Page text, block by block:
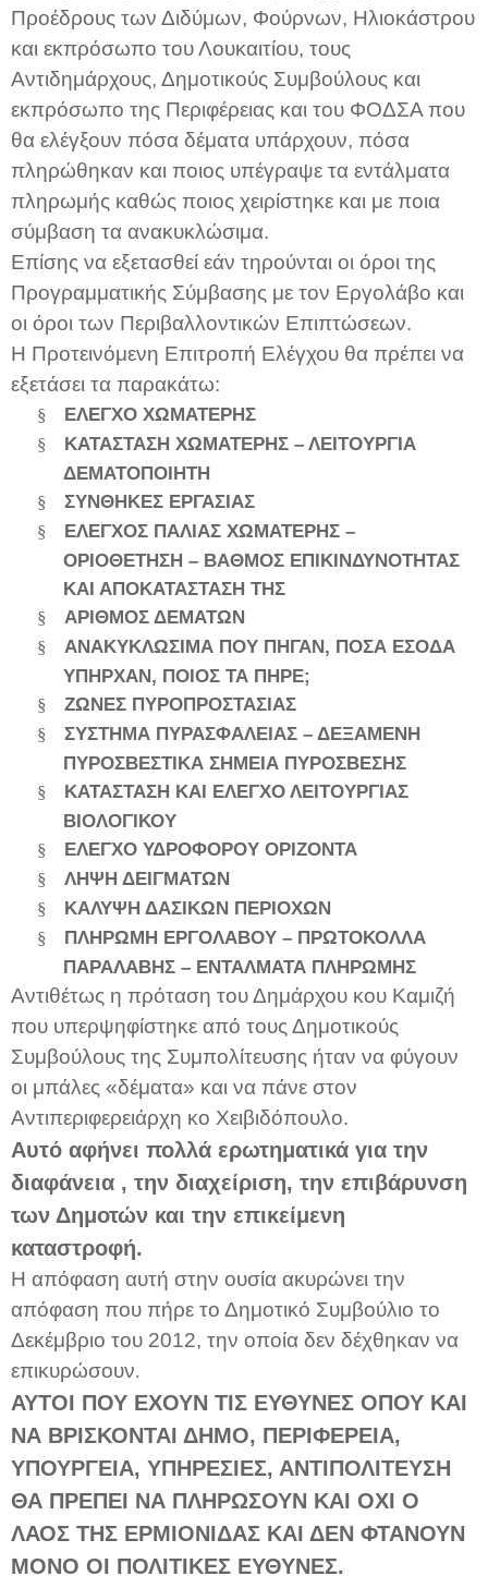
Προέδρους των Διδύμων, Φούρνων, Ηλιοκάστρου
και εκπρόσωπο του Λουκαιτίου, τους
Αντιδημάρχους, Δημοτικούς Συμβούλους και
εκπρόσωπο της Περιφέρειας και του ΦΟΔΣΑ που
θα ελέγξουν πόσα δέματα υπάρχουν, πόσα
πληρώθηκαν και ποιος υπέγραψε τα εντάλματα
πληρωμής καθώς ποιος χειρίστηκε και με ποια
σύμβαση τα ανακυκλώσιμα.
Επίσης να εξετασθεί εάν τηρούνται οι όροι της
Προγραμματικής Σύμβασης με τον Εργολάβο και
οι όροι των Περιβαλλοντικών Επιπτώσεων.
Η Προτεινόμενη Επιτροπή Ελέγχου θα πρέπει να
εξετάσει τα παρακάτω:
§ ΕΛΕΓΧΟ ΧΩΜΑΤΕΡΗΣ
§
ΚΑΤΑΣΤΑΣΗ ΧΩΜΑΤΕΡΗΣ – ΛΕΙΤΟΥΡΓΙΑ
ΔΕΜΑΤΟΠΟΙΗΤΗ
§ ΣΥΝΘΗΚΕΣ ΕΡΓΑΣΙΑΣ
§
ΕΛΕΓΧΟΣ ΠΑΛΙΑΣ ΧΩΜΑΤΕΡΗΣ –
ΟΡΙΟΘΕΤΗΣΗ – ΒΑΘΜΟΣ ΕΠΙΚΙΝΔΥΝΟΤΗΤΑΣ
ΚΑΙ ΑΠΟΚΑΤΑΣΤΑΣΗ ΤΗΣ
§ ΑΡΙΘΜΟΣ ΔΕΜΑΤΩΝ
§
ΑΝΑΚΥΚΛΩΣΙΜΑ ΠΟΥ ΠΗΓΑΝ, ΠΟΣΑ ΕΣΟΔΑ
ΥΠΗΡΧΑΝ, ΠΟΙΟΣ ΤΑ ΠΗΡΕ;
§ ΖΩΝΕΣ ΠΥΡΟΠΡΟΣΤΑΣΙΑΣ
§
ΣΥΣΤΗΜΑ ΠΥΡΑΣΦΑΛΕΙΑΣ – ΔΕΞΑΜΕΝΗ
ΠΥΡΟΣΒΕΣΤΙΚΑ ΣΗΜΕΙΑ ΠΥΡΟΣΒΕΣΗΣ
§ KATAΣΤΑΣΗ ΚΑΙ ΕΛΕΓΧΟ ΛΕΙΤΟΥΡΓΙΑΣ
ΒΙΟΛΟΓΙΚΟΥ
§ ΕΛΕΓΧΟ ΥΔΡΟΦΟΡΟΥ ΟΡΙΖΟΝΤΑ
§ ΛΗΨΗ ΔΕΙΓΜΑΤΩΝ
§ ΚΑΛΥΨΗ ΔΑΣΙΚΩΝ ΠΕΡΙΟΧΩΝ
§
ΠΛΗΡΩΜΗ ΕΡΓΟΛΑΒΟΥ – ΠΡΩΤΟΚΟΛΛΑ
ΠΑΡΑΛΑΒΗΣ – ΕΝΤΑΛΜΑΤΑ ΠΛΗΡΩΜΗΣ
Αντιθέτως η πρόταση του Δημάρχου κου Καμιζή
που υπερψηφίστηκε από τους Δημοτικούς
Συμβούλους της Συμπολίτευσης ήταν να φύγουν
οι μπάλες «δέματα» και να πάνε στον
Αντιπεριφερειάρχη κο Χειβιδόπουλο.
Αυτό αφήνει πολλά ερωτηματικά για την
διαφάνεια , την διαχείριση, την επιβάρυνση
των Δημοτών και την επικείμενη
καταστροφή.
Η απόφαση αυτή στην ουσία ακυρώνει την
απόφαση που πήρε το Δημοτικό Συμβούλιο το
Δεκέμβριο του 2012, την οποία δεν δέχθηκαν να
επικυρώσουν.
ΑΥΤΟΙ ΠΟΥ ΕΧΟΥΝ ΤΙΣ ΕΥΘΥΝΕΣ ΟΠΟΥ ΚΑΙ
ΝΑ ΒΡΙΣΚΟΝΤΑΙ ΔΗΜΟ, ΠΕΡΙΦΕΡΕΙΑ,
ΥΠΟΥΡΓΕΙΑ, ΥΠΗΡΕΣΙΕΣ, ΑΝΤΙΠΟΛΙΤΕΥΣΗ
ΘΑ ΠΡΕΠΕΙ ΝΑ ΠΛΗΡΩΣΟΥΝ ΚΑΙ ΟΧΙ Ο
ΛΑΟΣ ΤΗΣ ΕΡΜΙΟΝΙΔΑΣ ΚΑΙ ΔΕΝ ΦΤΑΝΟΥΝ
ΜΟΝΟ ΟΙ ΠΟΛΙΤΙΚΕΣ ΕΥΘΥΝΕΣ.